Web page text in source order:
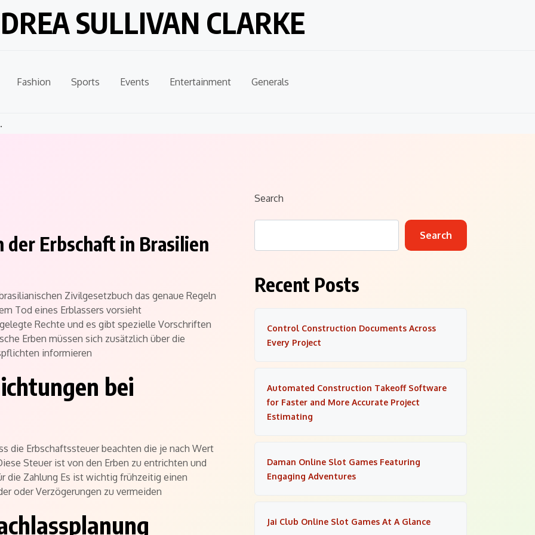
SULLIVAN CLARKE
Fashion Sports Events Entertainment Generals
der Erbschaft in Brasilien
Zivilgesetzbuch das genaue Regeln
Tod eines Erblassers vorsieht
Rechte und es gibt spezielle Vorschriften
Erben müssen sich zusätzlich über die
informieren
bei
die Erbschaftssteuer beachten die je nach Wert
Steuer ist von den Erben zu entrichten und
die Zahlung Es ist wichtig frühzeitig einen
oder Verzögerungen zu vermeiden
Search
Search
Recent Posts
Control Construction Documents Across
Every Project
Automated Construction Takeoff Software
for Faster and More Accurate Project
Estimating
Daman Online Slot Games Featuring
Engaging Adventures
Jai Club Online Slot Games At A Glance